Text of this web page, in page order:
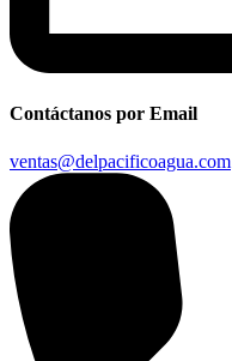
Contáctanos por Email
ventas@delpacificoagua.com